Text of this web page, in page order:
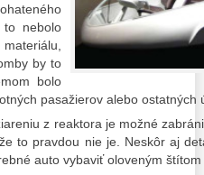
to nebolo
by to
bolo
pasažierov alebo ostatných
z reaktora je možné
to pravdou nie je. Neskôr aj
auto vybaviť oloveným